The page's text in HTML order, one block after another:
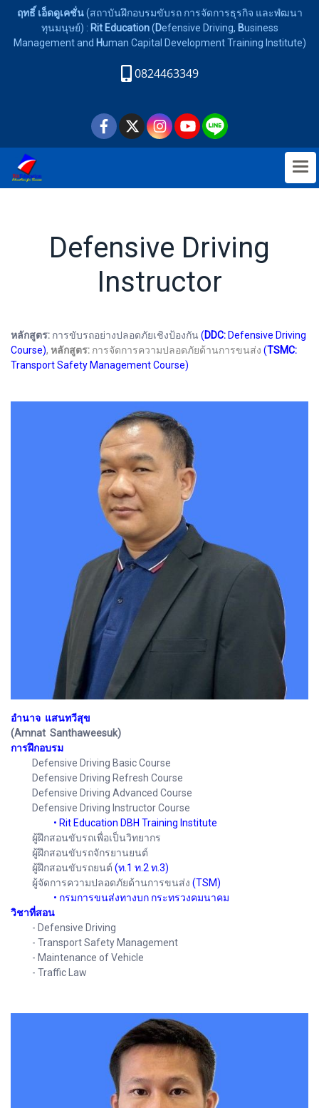
ฤทธิ์ เอ็ดดูเคชั่น(สถาบันฝึกอบรมขับรถ การจัดการธุรกิจ และพํฒนา
ทุนมนุษย์) : Rit Education(Defensive Driving, Business
Management and Human Capital Development Training Institute)
0824463349
Defensive Driving
Instructor
หลักสูตร: การขับรถอย่างปลอดภัยเชิงป้องกัน (DDC: Defensive Driving
Course), หลักสูตร: การจัดการความปลอดภัยด้านการขนส่ง (TSMC:
Transport Safety Management Course)
อำนาจ แสนทวีสุข
(Amnat Santhaweesuk)
การฝึกอบรม
Defensive Driving Basic Course
Defensive Driving Refresh Course
Defensive Driving Advanced Course
Defensive Driving Instructor Course
• Rit Education DBH Training Institute
ผู้ฝึกสอนขับรถเพื่อเป็นวิทยากร
ผู้ฝึกสอนขับรถจักรยานยนต์
ผู้ฝึกสอนขับรถยนต์ (ท.1 ท.2 ท.3)
ผู้จัดการความปลอดภัยด้านการขนส่ง (TSM)
• กรมการขนส่งทางบก กระทรวงคมนาคม
วิชาที่สอน
- Defensive Driving
- Transport Safety Management
- Maintenance of Vehicle
- Traffic Law